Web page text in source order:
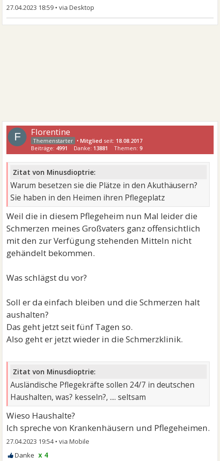
27.04.2023 18:59 •
F Florentine
•Mitglied seit: 18.08.2017
Beiträge: 4991 Danke: 13881 Themen:9
Zitat von Minusdioptrie:
Warum besetzen sie die Plätze in den Akuthäusern?
Sie haben in den Heimen ihren Pflegeplatz
Weil die in diesem Pflegeheim nun Mal leider die
Schmerzen meines Großvaters ganz offensichtlich
mit den zur Verfügung stehenden Mitteln nicht
gehändelt bekommen.
Was schlägst du vor?
Soll er da einfach bleiben und die Schmerzen halt
aushalten?
Das geht jetzt seit fünf Tagen so.
Also geht er jetzt wieder in die Schmerzklinik.
Zitat von Minusdioptrie:
Ausländische Pflegekräfte sollen 24/7 in deutschen
Haushalten, was? kesseln?, .... seltsam
Wieso Haushalte?
Ich spreche von Krankenhäusern und Pflegeheimen.
27.04.2023 19:54•
x 4